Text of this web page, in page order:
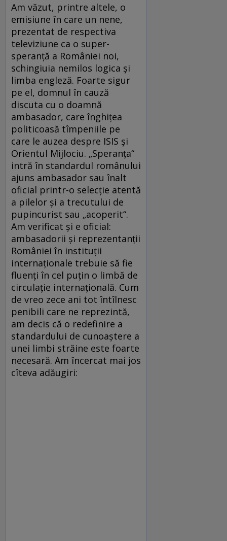
Am văzut, printre altele, o
emisiune în care un nene,
prezentat de respectiva
televiziune ca o super-
speranţă a României noi,
schingiuia nemilos logica şi
limba engleză. Foarte sigur
pe el, domnul în cauză
discuta cu o doamnă
ambasador, care înghiţea
politicoasă tîmpeniile pe
care le auzea despre ISIS şi
Orientul Mijlociu. „Speranţa“
intră în standardul românului
ajuns ambasador sau înalt
oficial printr-o selecţie atentă
a pilelor şi a trecutului de
pupincurist sau „acoperit“.
Am verificat şi e oficial:
ambasadorii şi reprezentanţii
României în instituţii
internaţionale trebuie să fie
fluenţi în cel puţin o limbă de
circulaţie internaţională. Cum
de vreo zece ani tot întîlnesc
penibili care ne reprezintă,
am decis că o redefinire a
standardului de cunoaştere a
unei limbi străine este foarte
necesară. Am încercat mai jos
cîteva adăugiri: